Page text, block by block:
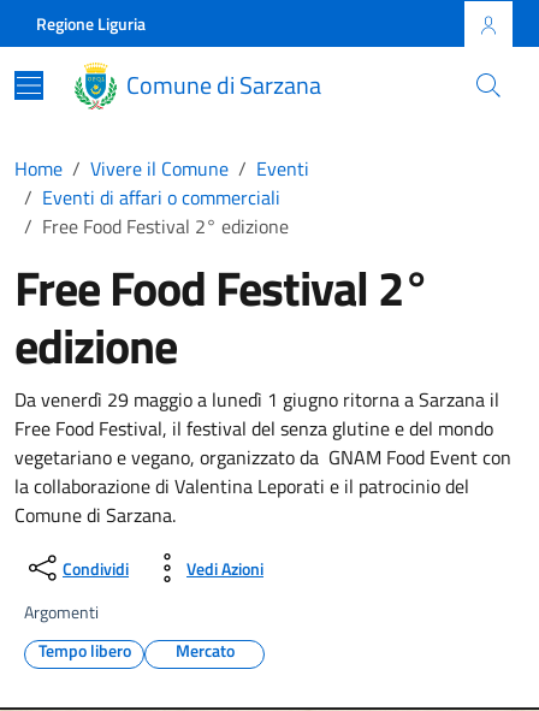
Skip to main content
Comune di Sarzana
Regione Liguria
Comune di Sarzana
Home Vivere il Comune
Eventi
Eventi di affari o commerciali
Free Food Festival 2° edizione
Free Food Festival 2°
edizione
Da venerdì 29 maggio a lunedì 1 giugno ritorna a Sarzana il
Free Food Festival, il festival del senza glutine e del mondo
vegetariano e vegano, organizzato da GNAM Food Event con
la collaborazione di Valentina Leporati e il patrocinio del
Comune di Sarzana.
Condividi
Vedi Azioni
Argomenti
Tempo libero
Mercato